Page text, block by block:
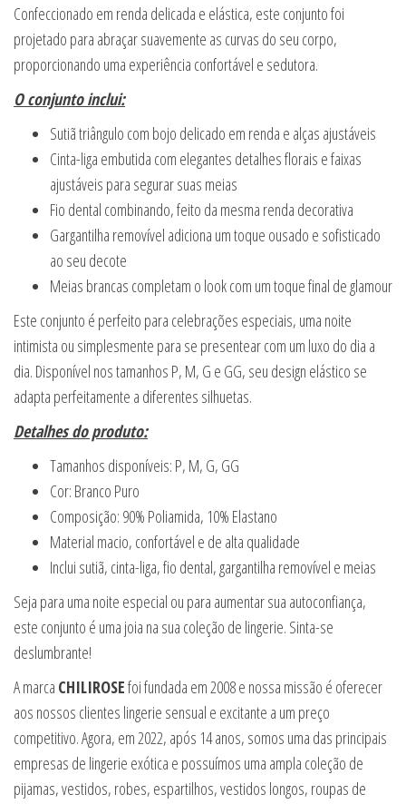
Confeccionado em renda delicada e elástica, este conjunto foi
projetado para abraçar suavemente as curvas do seu corpo,
proporcionando uma experiência confortável e sedutora.
O conjunto inclui:
Sutiã triângulo com bojo delicado em renda e alças ajustáveis
Cinta-liga embutida com elegantes detalhes florais e faixas
ajustáveis para segurar suas meias
Fio dental combinando, feito da mesma renda decorativa
Gargantilha removível adiciona um toque ousado e sofisticado
ao seu decote
Meias brancas completam o look com um toque final de glamour
Este conjunto é perfeito para celebrações especiais, uma noite
intimista ou simplesmente para se presentear com um luxo do dia a
dia. Disponível nos tamanhos P, M, G e GG, seu design elástico se
adapta perfeitamente a diferentes silhuetas.
Detalhes do produto:
Tamanhos disponíveis: P, M, G, GG
Cor: Branco Puro
Composição: 90% Poliamida, 10% Elastano
Material macio, confortável e de alta qualidade
Inclui sutiã, cinta-liga, fio dental, gargantilha removível e meias
Seja para uma noite especial ou para aumentar sua autoconfiança,
este conjunto é uma joia na sua coleção de lingerie. Sinta-se
deslumbrante!
A marca CHILIROSEfoi fundada em 2008 e nossa missão é oferecer
aos nossos clientes lingerie sensual e excitante a um preço
competitivo. Agora, em 2022, após 14 anos, somos uma das principais
empresas de lingerie exótica e possuímos uma ampla coleção de
pijamas, vestidos, robes, espartilhos, vestidos longos, roupas de